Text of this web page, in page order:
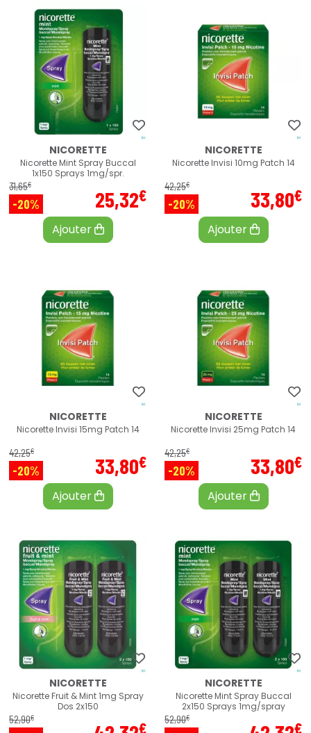
NICORETTE
Nicorette Mint Spray Buccal
1x150 Sprays 1mg/spr.
31,65€
-20% 25,32€
Ajouter
NICORETTE
Nicorette Invisi 10mg Patch 14
42,25€
-20% 33,80€
Ajouter
NICORETTE
Nicorette Invisi 15mg Patch 14
42,25€
-20% 33,80€
Ajouter
NICORETTE
Nicorette Invisi 25mg Patch 14
42,25€
-20% 33,80€
Ajouter
NICORETTE
Nicorette Fruit & Mint 1mg Spray
Dos 2x150
52,90€
€
NICORETTE
Nicorette Mint Spray Buccal
2x150 Sprays 1mg/spray
52,90€
€